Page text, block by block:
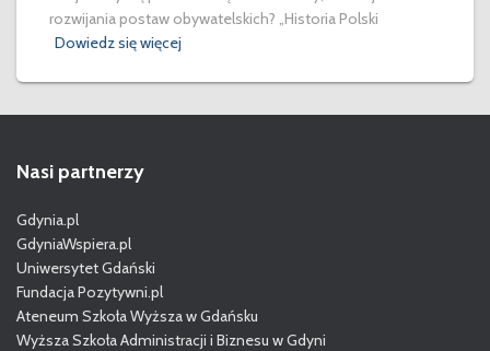
rozwijania postaw obywatelskich? „Historia Polski
Dowiedz się więcej
Nasi partnerzy
Gdynia.pl
GdyniaWspiera.pl
Uniwersytet Gdański
Fundacja Pozytywni.pl
Ateneum Szkoła Wyższa w Gdańsku
Wyższa Szkoła Administracji i Biznesu w Gdyni